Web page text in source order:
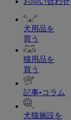
犬用品を
買う
猫用品を
買う
記事•コラム
犬猫施設を